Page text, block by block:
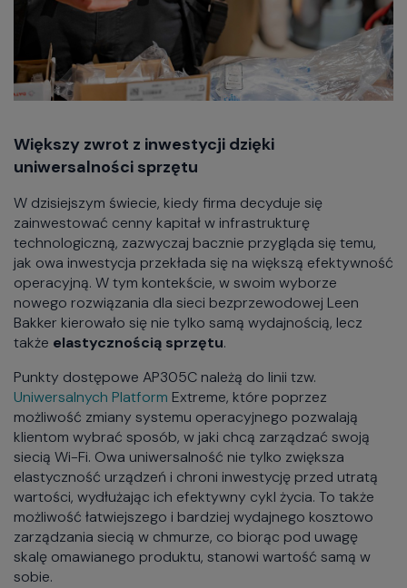
Większy zwrot z inwestycji dzięki
uniwersalności sprzętu
W dzisiejszym świecie, kiedy firma decyduje się
zainwestować cenny kapitał w infrastrukturę
technologiczną, zazwyczaj bacznie przygląda się temu,
jak owa inwestycja przekłada się na większą efektywność
operacyjną. W tym kontekście, w swoim wyborze
nowego rozwiązania dla sieci bezprzewodowej Leen
Bakker kierowało się nie tylko samą wydajnością, lecz
także elastycznością sprzętu.
Punkty dostępowe AP305C należą do linii tzw.
Uniwersalnych Platform Extreme, które poprzez
możliwość zmiany systemu operacyjnego pozwalają
klientom wybrać sposób, w jaki chcą zarządzać swoją
siecią Wi-Fi. Owa uniwersalność nie tylko zwiększa
elastyczność urządzeń i chroni inwestycję przed utratą
wartości, wydłużając ich efektywny cykl życia. To także
możliwość łatwiejszego i bardziej wydajnego kosztowo
zarządzania siecią w chmurze, co biorąc pod uwagę
skalę omawianego produktu, stanowi wartość samą w
sobie.